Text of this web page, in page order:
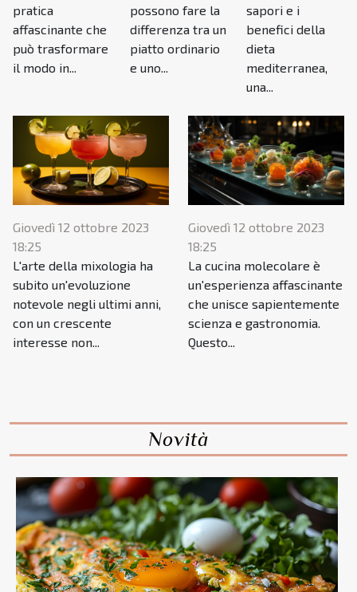
pratica
affascinante che
può trasformare
il modo in...
possono fare la
differenza tra un
piatto ordinario
e uno...
sapori e i
benefici della
dieta
mediterranea,
una...
Giovedì 12 ottobre 2023
18:25
L'arte della mixologia ha
subito un'evoluzione
notevole negli ultimi anni,
con un crescente
interesse non...
Giovedì 12 ottobre 2023
18:25
La cucina molecolare è
un'esperienza affascinante
che unisce sapientemente
scienza e gastronomia.
Questo...
Novità